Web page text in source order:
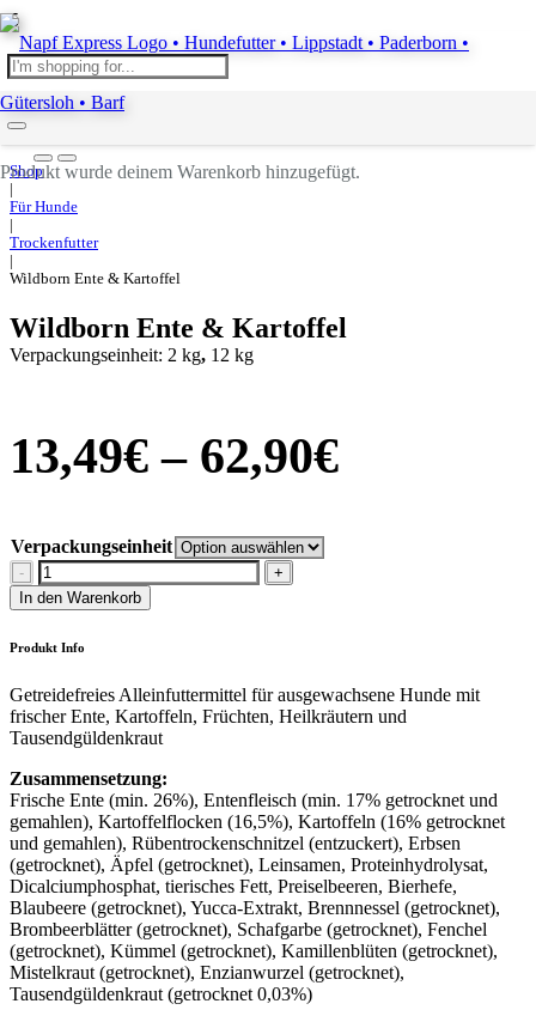
Produkt wurde deinem Warenkorb hinzugefügt.
Shop
Für Hunde
Trockenfutter
Wildborn Ente & Kartoffel
Wildborn Ente & Kartoffel
Verpackungseinheit: 2 kg, 12 kg
13,49€ – 62,90€
Verpackungseinheit
Wildborn
Ente
&
Menge
In den Warenkorb
Produkt Info
Getreidefreies Alleinfuttermittel für ausgewachsene Hunde mit
frischer Ente, Kartoffeln, Früchten, Heilkräutern und
Tausendgüldenkraut
Zusammensetzung:
Frische Ente (min. 26%), Entenfleisch (min. 17% getrocknet und
gemahlen), Kartoffelflocken (16,5%), Kartoffeln (16% getrocknet
und gemahlen), Rübentrockenschnitzel (entzuckert), Erbsen
(getrocknet), Äpfel (getrocknet), Leinsamen, Proteinhydrolysat,
Dicalciumphosphat, tierisches Fett, Preiselbeeren, Bierhefe,
Blaubeere (getrocknet), Yucca-Extrakt, Brennnessel (getrocknet),
Brombeerblätter (getrocknet), Schafgarbe (getrocknet), Fenchel
(getrocknet), Kümmel (getrocknet), Kamillenblüten (getrocknet),
Mistelkraut (getrocknet), Enzianwurzel (getrocknet),
Tausendgüldenkraut (getrocknet 0,03%)